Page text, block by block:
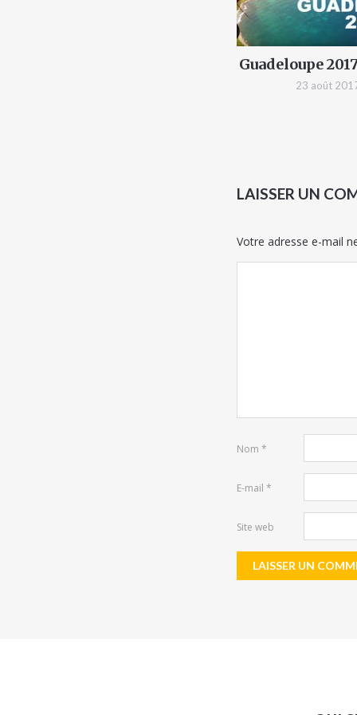
Guadeloupe
23 août
LAISSER UN
Votre adresse e-mail
Nom *
E-mail *
Site web